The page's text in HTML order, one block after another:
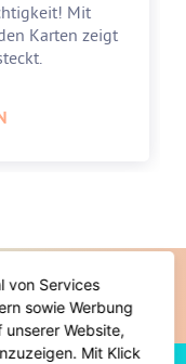
Mit
Karten zeigt
gefallen
von Services
sowie Werbung
Website,
Mit Klick